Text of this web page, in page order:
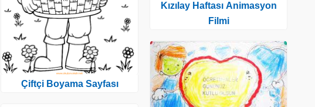
Çiftçi Boyama Sayfası
Kızılay Haftası Animasyon
Filmi